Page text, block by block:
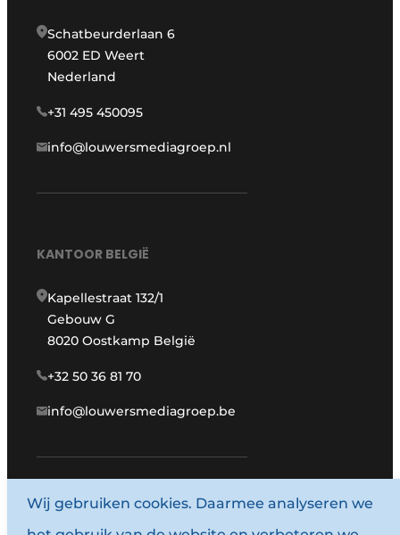
Schatbeurderlaan 6
6002 ED Weert
Nederland
+31 495 450095
info@louwersmediagroep.nl
KANTOOR BELGIË
Kapellestraat 132/1
Gebouw G
8020 Oostkamp België
+32 50 36 81 70
info@louwersmediagroep.be
www.louwersmediagroep.com
Wij gebruiken cookies. Daarmee analyseren we